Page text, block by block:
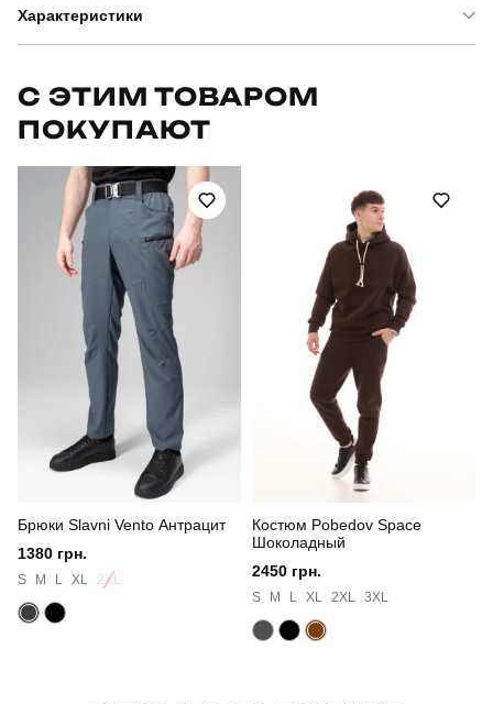
Характеристики
Артикул
Призначення
Стиль повсякденний
Склад тканини куртка: 100% поліестер штани: 100% бавовна
Країна - виробник
С ЭТИМ ТОВАРОМ
ПОКУПАЮТ
Брюки Slavni Vento Антрацит
1380 грн.
S M L XL 2XL
Костюм Pobedov Space
Шоколадный
2450 грн.
S M L XL 2XL 3XL